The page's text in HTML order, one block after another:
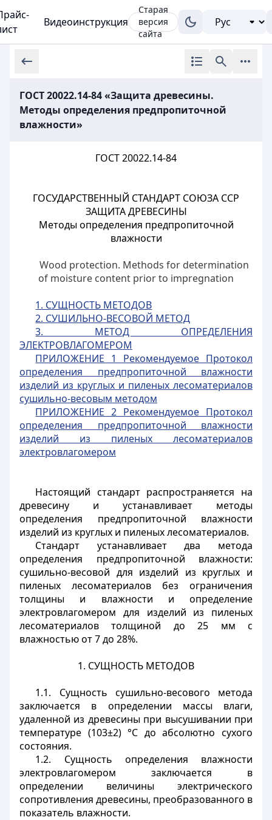
Видеоинструкция
Старая
версия
сайта
ГОСТ 20022.14-84 «Защита древесины.
Методы определения предпропиточной
влажности»
ГОСТ 20022.14-84
ГОСУДАРСТВЕННЫЙ СТАНДАРТ СОЮЗА ССР
ЗАЩИТА ДРЕВЕСИНЫ
Методы определения предпропиточной
влажности
Wood protection. Methods for determination
of moisture content prior to impregnation
1. СУЩНОСТЬ МЕТОДОВ
2. СУШИЛЬНО-ВЕСОВОЙ МЕТОД
3. МЕТОД ОПРЕДЕЛЕНИЯ
ЭЛЕКТРОВЛАГОМЕРОМ
ПРИЛОЖЕНИЕ 1 Рекомендуемое Протокол
определения предпропиточной влажности
изделий из круглых и пиленых лесоматериалов
сушильно-весовым методом
ПРИЛОЖЕНИЕ 2 Рекомендуемое Протокол
определения предпропиточной влажности
изделий из пиленых лесоматериалов
электровлагомером
Настоящий стандарт распространяется на
древесину и устанавливает методы
определения предпропиточной влажности
изделий из круглых и пиленых лесоматериалов.
Стандарт устанавливает два метода
определения предпропиточной влажности:
сушильно-весовой для изделий из круглых и
пиленых лесоматериалов без ограничения
толщины и влажности и определение
электровлагомером для изделий из пиленых
лесоматериалов толщиной до 25 мм с
влажностью от 7 до 28%.
1. СУЩНОСТЬ МЕТОДОВ
1.1. Сущность сушильно-весового метода
заключается в определении массы влаги,
удаленной из древесины при высушивании при
температуре (103±2) °C до абсолютно сухого
состояния.
1.2. Сущность определения влажности
электровлагомером заключается в
определении величины электрического
сопротивления древесины, преобразованного в
показатель влажности.